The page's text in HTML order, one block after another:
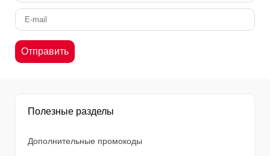
Полезные разделы
Дополнительные промокоды